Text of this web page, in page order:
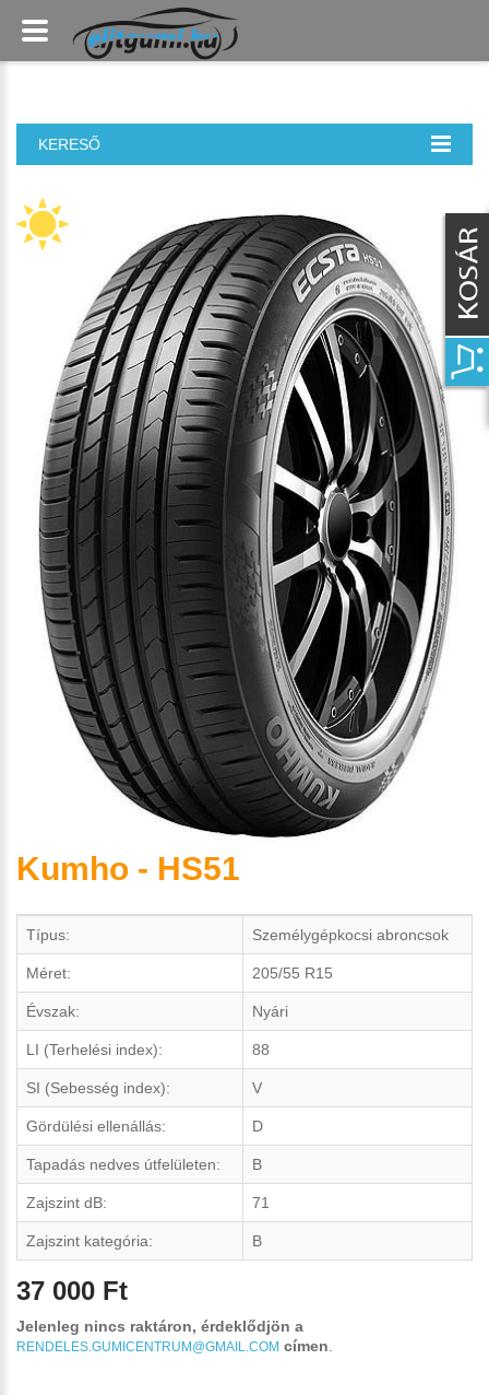
KERESŐ
Kumho - HS51
Típus: Személygépkocsi abroncsok
Méret: 205/55 R15
Évszak: Nyári
LI (Terhelési index): 88
SI (Sebesség index): V
Gördülési ellenállás: D
Tapadás nedves útfelületen: B
Zajszint dB: 71
Zajszint kategória: B
37 000 Ft
Jelenleg nincs raktáron, érdeklődjön a
RENDELES.GUMICENTRUM@GMAIL.COM címen.